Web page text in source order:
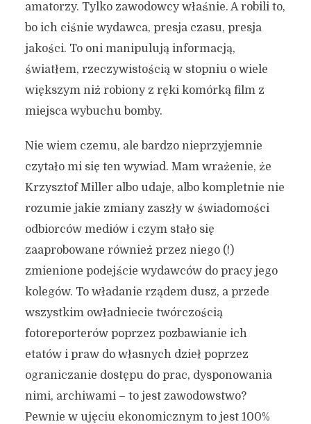
amatorzy. Tylko zawodowcy właśnie. A robili to,
bo ich ciśnie wydawca, presja czasu, presja
jakości. To oni manipulują informacją,
światłem, rzeczywistością w stopniu o wiele
większym niż robiony z ręki komórką film z
miejsca wybuchu bomby.
Nie wiem czemu, ale bardzo nieprzyjemnie
czytało mi się ten wywiad. Mam wrażenie, że
Krzysztof Miller albo udaje, albo kompletnie nie
rozumie jakie zmiany zaszły w świadomości
odbiorców mediów i czym stało się
zaaprobowane również przez niego (!)
zmienione podejście wydawców do pracy jego
kolegów. To władanie rządem dusz, a przede
wszystkim owładniecie twórczością
fotoreporterów poprzez pozbawianie ich
etatów i praw do własnych dzieł poprzez
ograniczanie dostępu do prac, dysponowania
nimi, archiwami – to jest zawodowstwo?
Pewnie w ujęciu ekonomicznym to jest 100%